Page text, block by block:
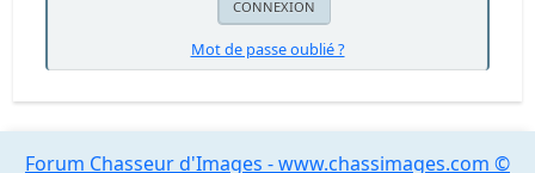
Mot de passe oublié ?
Forum Chasseur d'Images - www.chassimages.com ©